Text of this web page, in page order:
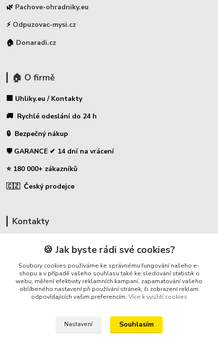
🌿 Pachove-ohradniky.eu
⚡ Odpuzovac-mysi.cz
🏠 Donaradi.cz
🏠 O firmě
🏢 Uhliky.eu / Kontakty
🚚 Rychlé odeslání do 24 h
🔒 Bezpečný nákup
🛡️ GARANCE ✔ 14 dní na vrácení
⭐ 180 000+ zákazníků
🇨🇿 Český prodejce
Kontakty
🛡️ Zákaznická podpora
📞 728 007 997
⏰ Po-Pá - 7:00 - 13:30
info@repulse.cz
🍪 Jak byste rádi své cookies?
Soubory cookies používáme ke správnému fungování našeho e-
shopu a v případě vašeho souhlasu také ke sledování statistik o
webu, měření efektivity reklamních kampaní, zapamatování vašeho
oblíbeného nastavení při používání stránek, či zobrazení reklam
odpovídajících vašim preferencím. Více k využití cookies
Nastavení Souhlasím